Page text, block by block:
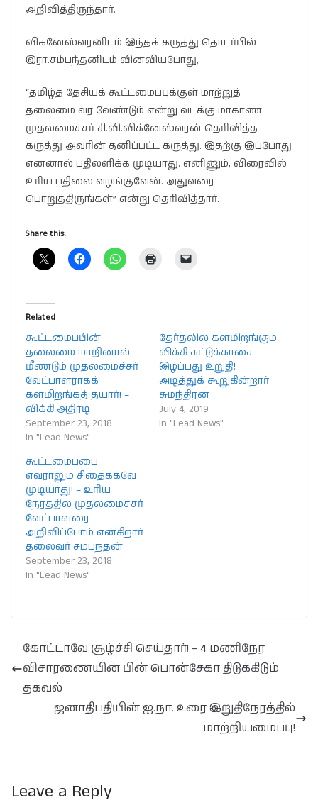
அறிவித்திருந்தார்.
விக்னேஸ்வரனிடம் இந்தக் கருத்து தொடர்பில்
இரா.சம்பந்தனிடம் வினவியபோது,
“தமிழ்த் தேசியக் கூட்டமைப்புக்குள் மாற்றுத்
தலைமை வர வேண்டும் என்று வடக்கு மாகாண
முதலமைச்சர் சி.வி.விக்னேஸ்வரன் தெரிவித்த
கருத்து அவரின் தனிப்பட்ட கருத்து. இதற்கு இப்போது
என்னால் பதிலளிக்க முடியாது. எனினும், விரைவில்
உரிய பதிலை வழங்குவேன். அதுவரை
பொறுத்திருங்கள்” என்று தெரிவித்தார்.
Share this:
Related
கூட்டமைப்பின்
தலைமை மாறினால்
மீண்டும் முதலமைச்சர்
வேட்பாளராகக்
களமிறங்கத் தயார்! –
விக்கி அதிரடி
September 23, 2018
In "Lead News"
தேர்தலில் களமிறங்கும்
விக்கி கட்டுக்காசை
இழப்பது உறுதி! –
அடித்துக் கூறுகின்றார்
சுமந்திரன்
July 4, 2019
In "Lead News"
கூட்டமைப்பை
எவராலும் சிதைக்கவே
முடியாது! – உரிய
நேரத்தில் முதலமைச்சர்
வேட்பாளரை
அறிவிப்போம் என்கிறார்
தலைவர் சம்பந்தன்
September 23, 2018
In "Lead News"
கோட்டாவே சூழ்ச்சி செய்தார்! – 4 மணிநேர
விசாரணையின் பின் பொன்சேகா திடுக்கிடும்
தகவல்
ஜனாதிபதியின் ஐ.நா. உரை இறுதிநேரத்தில்
மாற்றியமைப்பு!
Leave a Reply